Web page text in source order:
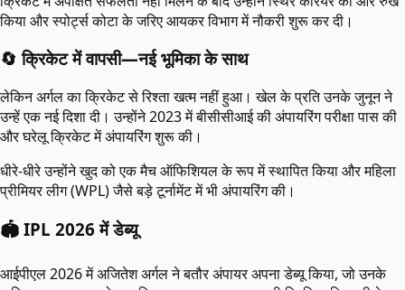
किया और स्पोर्ट्स कोटा के जरिए आयकर विभाग में नौकरी शुरू कर दी।
🔄 क्रिकेट में वापसी—नई भूमिका के साथ
लेकिन अर्गल का क्रिकेट से रिश्ता खत्म नहीं हुआ। खेल के प्रति उनके जुनून ने
उन्हें एक नई दिशा दी। उन्होंने 2023 में बीसीसीआई की अंपायरिंग परीक्षा पास की
और घरेलू क्रिकेट में अंपायरिंग शुरू की।
धीरे-धीरे उन्होंने खुद को एक मैच ऑफिशियल के रूप में स्थापित किया और महिला
प्रीमियर लीग (WPL) जैसे बड़े टूर्नामेंट में भी अंपायरिंग की।
🏟️ IPL 2026 में डेब्यू
आईपीएल 2026 में अजितेश अर्गल ने बतौर अंपायर अपना डेब्यू किया, जो उनके